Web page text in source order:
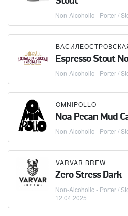
Non-Alcoholic - Porter /
Espresso Stout
Non-Alcoholic - Porter /
OMNIPOLLO
Noa Pecan Mud
Non-Alcoholic - Porter /
VARVAR BREW
Zero Stress Dark
Non-Alcoholic - Porter /
12.04.2025